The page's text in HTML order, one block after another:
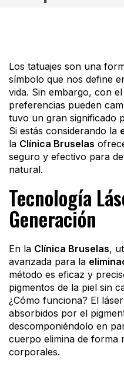
Los tatuajes son una
símbolo que nos define
vida. Sin embargo, con
preferencias pueden
tuvo un gran significado
Si estás considerando la
la Clínica Bruselas
seguro y efectivo para
natural.
Tecnología
Generación
En la Clínica Bruselas,
avanzada para la
método es eficaz y
pigmentos de la piel sin
¿Cómo funciona? El
absorbidos por el
descomponiéndolo en
cuerpo elimina de forma
corporales.